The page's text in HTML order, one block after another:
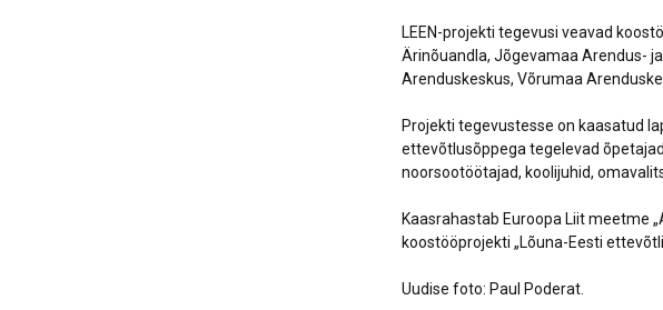
LEEN-projekti tegevusi veavad
Ärinõuandla, Jõgevamaa Arendus-
Arenduskeskus, Võrumaa
Projekti tegevustesse on kaasatud
ettevõtlusõppega tegelevad
noorsootöötajad, koolijuhid,
Kaasrahastab Euroopa Liit meetme
koostööprojekti „Lõuna-Eesti
Uudise foto: Paul Poderat.